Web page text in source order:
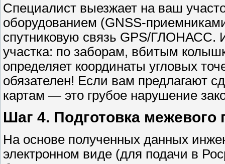
Специалист выезжает на ваш
оборудованием (GNSS-
спутниковую связь GPS/ГЛОНАСС.
участка: по заборам, вбитым
определяет координаты угловых
обязателен! Если вам предлагают
картам — это грубое нарушение
Шаг 4. Подготовка межевого
На основе полученных данных
электронном виде (для подачи в